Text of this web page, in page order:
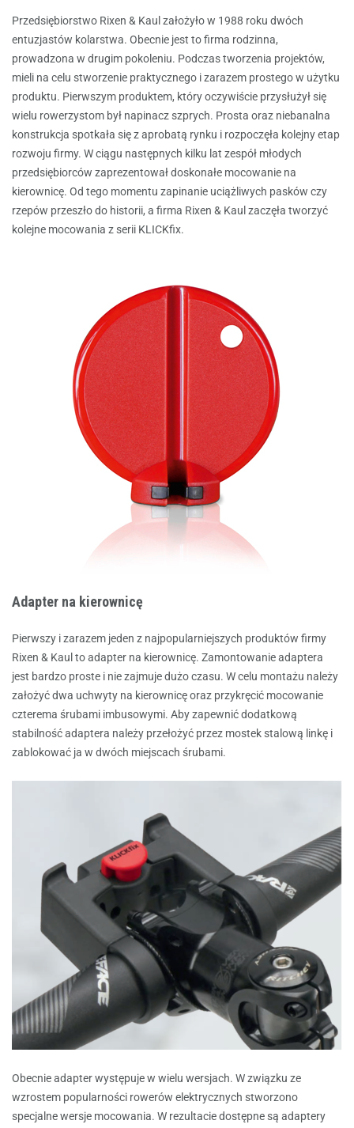
Przedsiębiorstwo Rixen & Kaul założyło w 1988 roku dwóch
entuzjastów kolarstwa. Obecnie jest to firma rodzinna,
prowadzona w drugim pokoleniu. Podczas tworzenia projektów,
mieli na celu stworzenie praktycznego i zarazem prostego w użytku
produktu. Pierwszym produktem, który oczywiście przysłużył się
wielu rowerzystom był napinacz szprych. Prosta oraz niebanalna
konstrukcja spotkała się z aprobatą rynku i rozpoczęła kolejny etap
rozwoju firmy. W ciągu następnych kilku lat zespół młodych
przedsiębiorców zaprezentował doskonałe mocowanie na
kierownicę. Od tego momentu zapinanie uciążliwych pasków czy
rzepów przeszło do historii, a firma Rixen & Kaul zaczęła tworzyć
kolejne mocowania z serii KLICKfix.
Adapter na kierownicę
Pierwszy i zarazem jeden z najpopularniejszych produktów firmy
Rixen & Kau l to adapter na kierownicę. Zamontowanie adaptera
jest bardzo proste i nie zajmuje dużo czasu. W celu montażu należy
założyć dwa uchwyty na kierownicę oraz przykręcić mocowanie
czterema śrubami imbusowymi. Aby zapewnić dodatkową
stabilność adaptera należy przełożyć przez mostek stalową linkę i
zablokować ja w dwóch miejscach śrubami.
Obecnie adapter występuje w wielu wersjach. W związku ze
wzrostem popularności rowerów elektrycznych stworzono
specjalne wersje mocowania. W rezultacie dostępne są adaptery